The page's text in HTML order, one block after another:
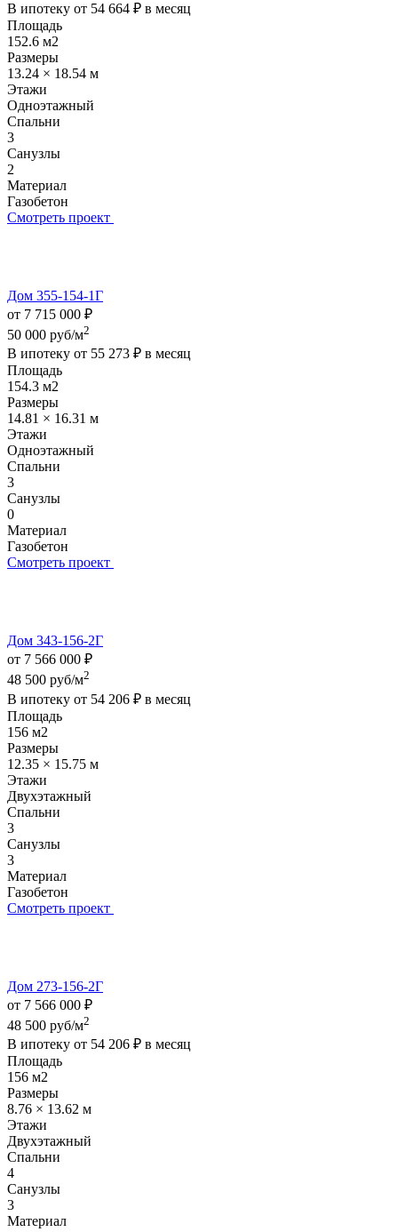
В ипотеку от 54 664 ₽ в месяц
Площадь
152.6 м2
Размеры
13.24 × 18.54 м
Этажи
Одноэтажный
Спальни
3
Санузлы
2
Материал
Газобетон
Смотреть проект
Дом 355-154-1Г
от 7 715 000 ₽
50 000 руб/м2
В ипотеку от 55 273 ₽ в месяц
Площадь
154.3 м2
Размеры
14.81 × 16.31 м
Этажи
Одноэтажный
Спальни
3
Санузлы
0
Материал
Газобетон
Смотреть проект
Дом 343-156-2Г
от 7 566 000 ₽
48 500 руб/м2
В ипотеку от 54 206 ₽ в месяц
Площадь
156 м2
Размеры
12.35 × 15.75 м
Этажи
Двухэтажный
Спальни
3
Санузлы
3
Материал
Газобетон
Смотреть проект
Дом 273-156-2Г
от 7 566 000 ₽
48 500 руб/м2
В ипотеку от 54 206 ₽ в месяц
Площадь
156 м2
Размеры
8.76 × 13.62 м
Этажи
Двухэтажный
Спальни
4
Санузлы
3
Материал